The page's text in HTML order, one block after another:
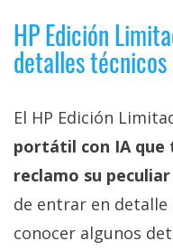
El Grupo
Informático
(CC) 2006-
derechos
reservados.
HP Edición
detalles técnicos
El HP Edición
portátil con IA que
reclamo su
de entrar en detalle
conocer algunos